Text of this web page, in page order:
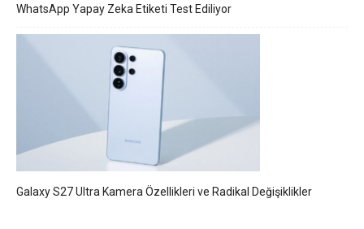
WhatsApp Yapay Zeka Etiketi Test Ediliyor
Galaxy S27 Ultra Kamera Özellikleri ve Radikal Değişiklikler